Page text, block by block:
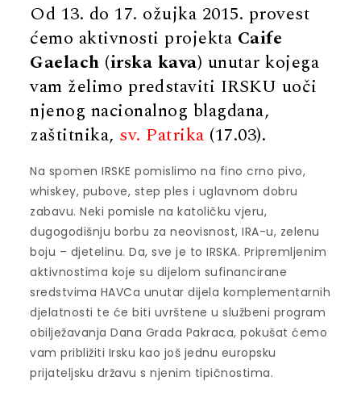
Od 13. do 17. ožujka 2015. provest
ćemo aktivnosti projekta Caife
Gaelach (irska kava) unutar kojega
vam želimo predstaviti IRSKU uoči
njenog nacionalnog blagdana,
zaštitnika, sv. Patrika (17.03).
Na spomen IRSKE pomislimo na fino crno pivo,
whiskey, pubove, step ples i uglavnom dobru
zabavu. Neki pomisle na katoličku vjeru,
dugogodišnju borbu za neovisnost, IRA-u, zelenu
boju – djetelinu. Da, sve je to IRSKA. Pripremljenim
aktivnostima koje su dijelom sufinancirane
sredstvima HAVCa unutar dijela komplementarnih
djelatnosti te će biti uvrštene u službeni program
obilježavanja Dana Grada Pakraca, pokušat ćemo
vam približiti Irsku kao još jednu europsku
prijateljsku državu s njenim tipičnostima.